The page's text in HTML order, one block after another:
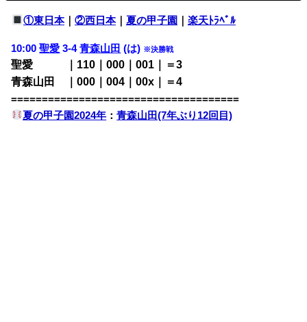
①東日本｜ ②西日本｜ 夏の甲子園 ｜ 楽天ﾄﾗﾍﾞﾙ
10:00聖愛 3-4青森山田 (は) ※決勝戦
聖愛 ｜110｜000｜001｜＝3
青森山田 ｜000｜004｜00x｜＝4
=====================================
夏の甲子園2024年 ：青森山田(7年ぶり12回目)